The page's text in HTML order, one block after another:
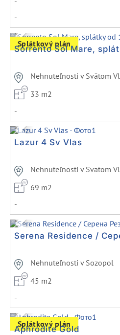
-
Previous
Splátkový plán
Sorrento Sol Mare,
Nehnuteľnosti v Svätom
33 m2
-
Previous
Lazur 4 Sv Vlas
Nehnuteľnosti v Svätom
69 m2
-
Previous
Serena Residence /
Nehnuteľnosti v Sozopol
45 m2
-
Previous
Splátkový plán
Aphrodite Gold